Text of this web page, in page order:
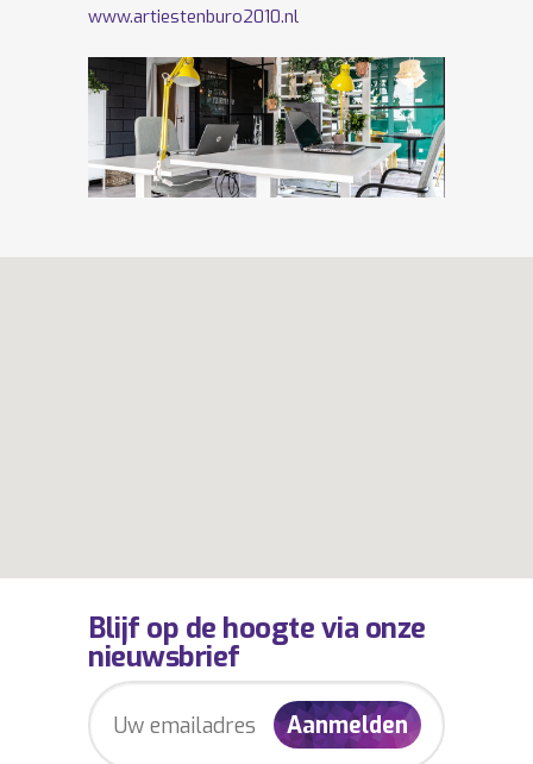
www.artiestenburo2010.nl
Volg ons ook opFacebookenTwitter
Blijf op de hoogte via onze
nieuwsbrief